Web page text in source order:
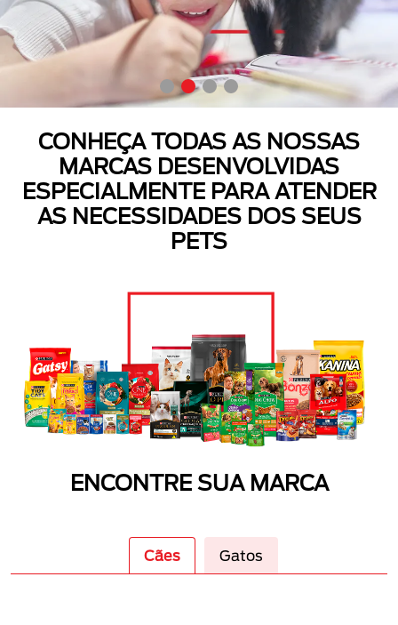
CONHEÇA TODAS AS NOSSAS
MARCAS DESENVOLVIDAS
ESPECIALMENTE PARA ATENDER
AS NECESSIDADES DOS SEUS
PETS
ENCONTRE SUA MARCA
Cães Gatos